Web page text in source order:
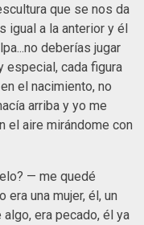
que se nos da
igual a la anterior y él
deberías jugar
cada figura
el nacimiento, no
arriba y yo me
el aire mirándome con
— me quedé
era una mujer, él, un
era pecado, él ya